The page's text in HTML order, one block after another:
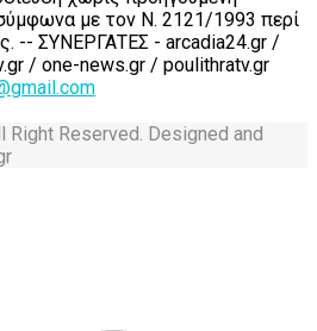
με τον Ν. 2121/1993 περί
-- ΣΥΝΕΡΓΑΤΕΣ - arcadia24.gr /
/ one-news.gr / poulithratv.gr
Right Reserved. Designed and